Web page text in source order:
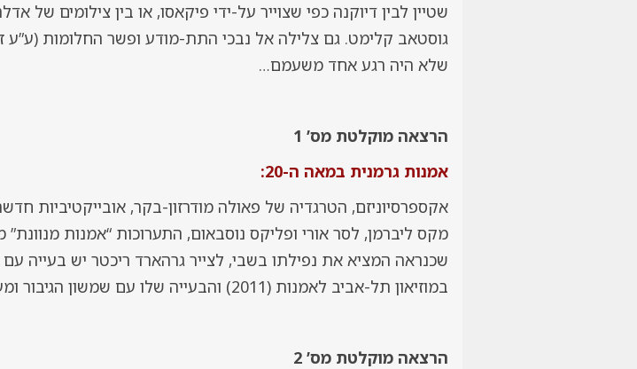
שטיין לבין דיוקנה כפי שצוייר על-ידי פיקאסו, או בין צילומים של
גוסטאב קלימט. גם צלילה אל נבכי התת-מודע ופשר החלומות (ע”ע
שלא היה רגע אחד משעמם…
הרצאה מוקלטת מס’ 1
אמנות גרמנית במאה ה-20:
אקספרסיוניזם, הטרגדיה של פאולה מודרזון-בקר, אובייקטיביות
מקס ליברמן, לסר אורי ופליקס נוסבאום, התערוכות “אמנות
שכנראה המציא את נפילתו בשבי, לצייר גרהארד ריכטר יש בעייה
במוזיאון תל-אביב לאמנות (2011) והבעייה שלו עם שמשון הגיבור ומעלליו בעזה.
הרצאה מוקלטת מס’ 2